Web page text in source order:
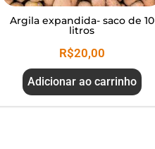
Argila expandida- saco de 10
litros
R$20,00
Adicionar ao carrinho